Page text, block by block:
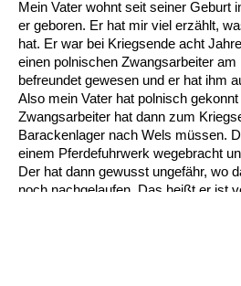
Mein Vater wohnt seit seiner Geburt
er geboren. Er hat mir viel erzählt,
hat. Er war bei Kriegsende acht
einen polnischen Zwangsarbeiter
befreundet gewesen und er hat ihm
Also mein Vater hat polnisch
Zwangsarbeiter hat dann zum
Barackenlager nach Wels müssen.
einem Pferdefuhrwerk wegebracht
Der hat dann gewusst ungefähr, wo
noch nachgelaufen. Das heißt er ist